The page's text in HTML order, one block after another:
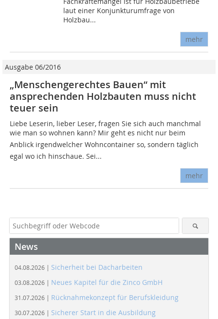
laut einer Konjunkturumfrage von
Holzbau...
mehr
Ausgabe 06/2016
„Menschengerechtes Bauen“ mit
ansprechenden Holzbauten muss nicht
teuer sein
Liebe Leserin, lieber Leser, fragen Sie sich auch manchmal
wie man so wohnen kann? Mir geht es nicht nur beim
Anblick irgendwelcher Wohncontainer so, sondern täglich 
egal wo ich hinschaue. Sei...
mehr
News
04.08.2026 | Sicherheit bei Dacharbeiten
03.08.2026 | Neues Kapitel für die Zinco GmbH
31.07.2026 | Rücknahmekonzept für Berufskleidung
30.07.2026 | Sicherer Start in die Ausbildung